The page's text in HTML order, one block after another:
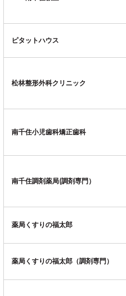
ピタットハウス
松林整形外科クリニック
南千住小児歯科矯正歯科
南千住調剤薬局(調剤専門）
薬局くすりの福太郎
薬局くすりの福太郎（調剤専門）